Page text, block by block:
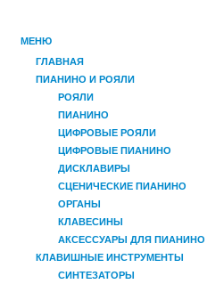
МЕНЮ
ГЛАВНАЯ
ПИАНИНО И РОЯЛИ
РОЯЛИ
ПИАНИНО
ЦИФРОВЫЕ РОЯЛИ
ЦИФРОВЫЕ ПИАНИНО
ДИСКЛАВИРЫ
СЦЕНИЧЕСКИЕ ПИАНИНО
ОРГАНЫ
КЛАВЕСИНЫ
АКСЕССУАРЫ ДЛЯ ПИАНИНО
КЛАВИШНЫЕ ИНСТРУМЕНТЫ
СИНТЕЗАТОРЫ